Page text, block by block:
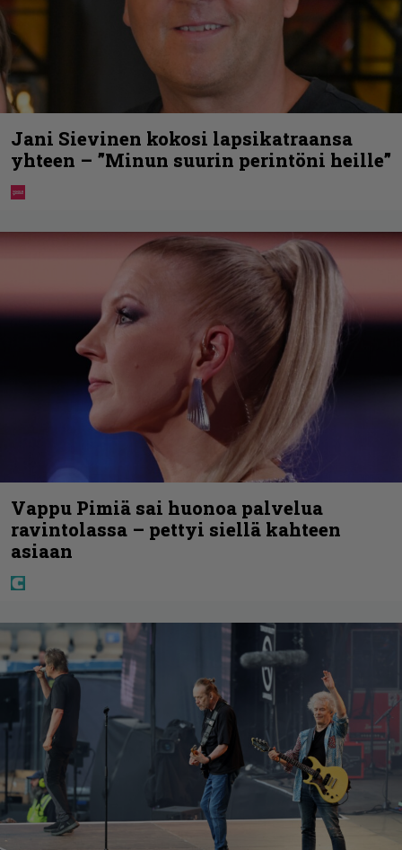
Jani Sievinen kokosi lapsikatraansa
yhteen – ”Minun suurin perintöni heille”
Vappu Pimiä sai huonoa palvelua
ravintolassa – pettyi siellä kahteen
asiaan